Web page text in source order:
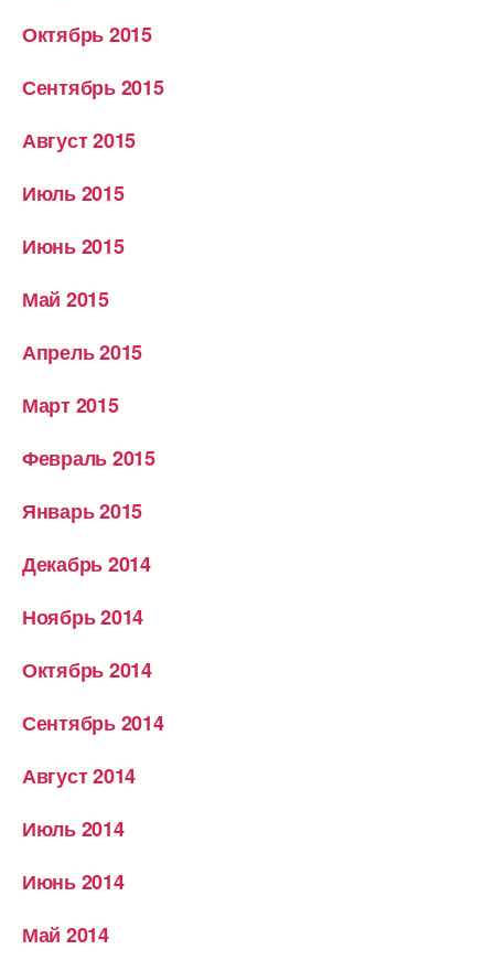
Октябрь 2015
Сентябрь 2015
Август 2015
Июль 2015
Июнь 2015
Май 2015
Апрель 2015
Март 2015
Февраль 2015
Январь 2015
Декабрь 2014
Ноябрь 2014
Октябрь 2014
Сентябрь 2014
Август 2014
Июль 2014
Июнь 2014
Май 2014